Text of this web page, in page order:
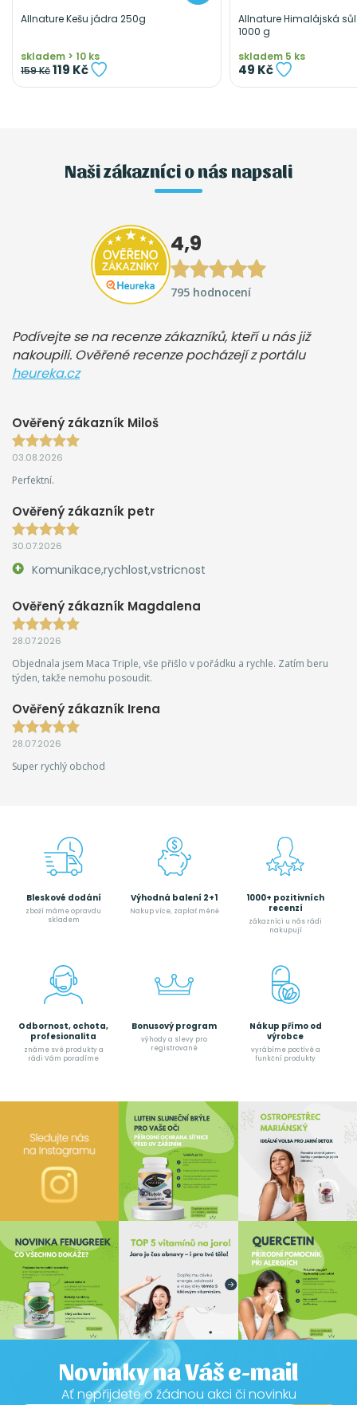
Allnature Kešu jádra 250g
skladem > 10 ks
159 Kč119 Kč
Allnature Himalájská
1000 g
skladem 5 ks
49 Kč
Naši zákazníci o nás napsali
4,9
795 hodnocení
Podívejte se na recenze zákazníků, kteří u nás již
nakoupili. Ověřené recenze pocházejí z portálu
heureka.cz
Ověřený zákazník Miloš
03.08.2026
Perfektní.
Ověřený zákazník petr
30.07.2026
Komunikace,rychlost,vstricnost
Ověřený zákazník Magdalena
28.07.2026
Objednala jsem Maca Triple, vše přišlo v pořádku a rychle. Zatím beru
týden, takže nemohu posoudit.
Ověřený zákazník Irena
28.07.2026
Super rychlý obchod
Bleskové dodání
zboží máme opravdu
skladem
Výhodná balení 2+1
Nakup více, zaplať méně
1000+ pozitivních
recenzí
zákazníci u nás rádi
nakupují
Odbornost, ochota,
profesionalita
známe své produkty a
rádi Vám poradíme
Bonusový program
výhody a slevy pro
registrované
Nákup přímo od
výrobce
vyrábíme poctívé a
funkční produkty
Novinky na Váš e-mail
Ať nepřijdete o žádnou akci či novinku